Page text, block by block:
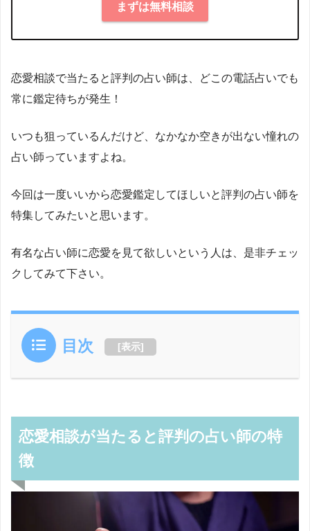
まずは無料相談
恋愛相談で当たると評判の占い師は、どこの電話占いでも
常に鑑定待ちが発生！
いつも狙っているんだけど、なかなか空きが出ない憧れの
占い師っていますよね。
今回は一度いいから恋愛鑑定してほしいと評判の占い師を
特集してみたいと思います。
有名な占い師に恋愛を見て欲しいという人は、是非チェッ
クしてみて下さい。
目次 [表示]
恋愛相談が当たると評判の占い師の特
徴